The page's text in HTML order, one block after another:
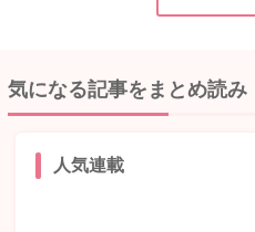
気になる記事をまとめ読み
人気連載